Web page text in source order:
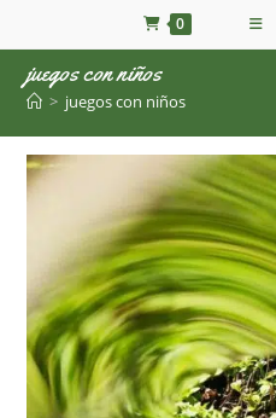
al
contenido
0
juegos con niños
> juegos con niños